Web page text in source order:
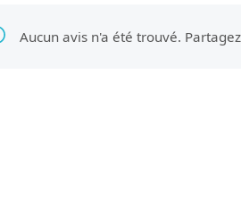
Aucun avis n'a été trouvé.